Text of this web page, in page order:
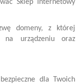
Sklep Internetowy
domeny, z której
na urządzeniu oraz
dla Twoich